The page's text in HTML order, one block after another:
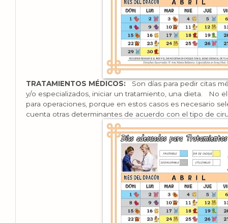
TRATAMIENTOS MÉDICOS:
Son días para pedir citas
y/o especializados, iniciar un tratamiento, una dieta.
No
para operaciones, porque en estos casos es necesario
cuenta otras determinantes de acuerdo con el tipo de